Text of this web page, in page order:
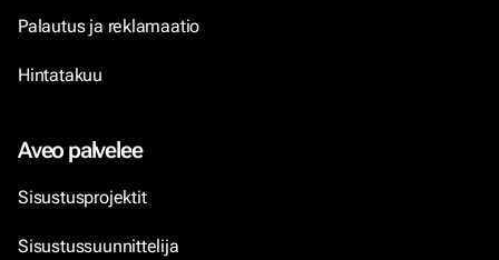
Palautus ja reklamaatio
Hintatakuu
Aveo palvelee
Sisustusprojektit
Sisustussuunnittelija